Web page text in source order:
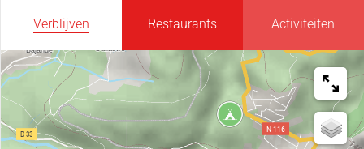
Verblijven Restaurants Activiteiten